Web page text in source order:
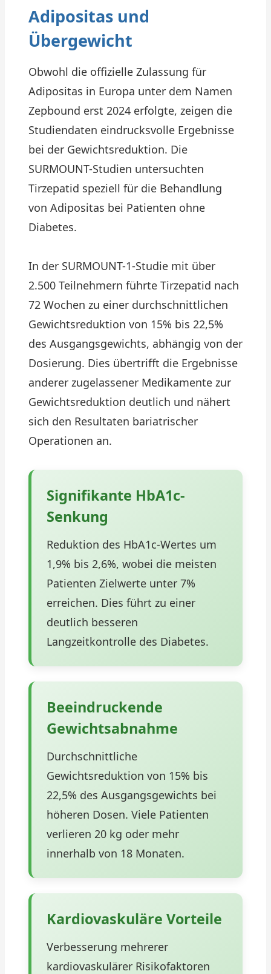
Adipositas und
Übergewicht
Obwohl die offizielle Zulassung für
Adipositas in Europa unter dem Namen
Zepbound erst 2024 erfolgte, zeigen die
Studiendaten eindrucksvolle Ergebnisse
bei der Gewichtsreduktion. Die
SURMOUNT-Studien untersuchten
Tirzepatid speziell für die Behandlung
von Adipositas bei Patienten ohne
Diabetes.
In der SURMOUNT-1-Studie mit über
2.500 Teilnehmern führte Tirzepatid nach
72 Wochen zu einer durchschnittlichen
Gewichtsreduktion von 15% bis 22,5%
des Ausgangsgewichts, abhängig von der
Dosierung. Dies übertrifft die Ergebnisse
anderer zugelassener Medikamente zur
Gewichtsreduktion deutlich und nähert
sich den Resultaten bariatrischer
Operationen an.
Signifikante HbA1c-
Senkung
Reduktion des HbA1c-Wertes um
1,9% bis 2,6%, wobei die meisten
Patienten Zielwerte unter 7%
erreichen. Dies führt zu einer
deutlich besseren
Langzeitkontrolle des Diabetes.
Beeindruckende
Gewichtsabnahme
Durchschnittliche
Gewichtsreduktion von 15% bis
22,5% des Ausgangsgewichts bei
höheren Dosen. Viele Patienten
verlieren 20 kg oder mehr
innerhalb von 18 Monaten.
Kardiovaskuläre Vorteile
Verbesserung mehrerer
kardiovaskulärer Risikofaktoren